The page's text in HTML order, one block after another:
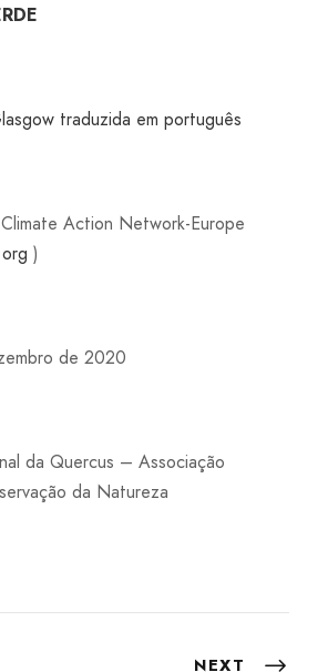
traduzida em português
Climate Action Network-Europe
)
de 2020
da Quercus – Associação
da Natureza
NEXT